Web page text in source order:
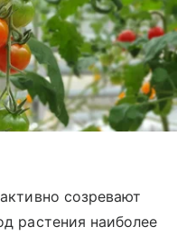
созревают
растения наиболее